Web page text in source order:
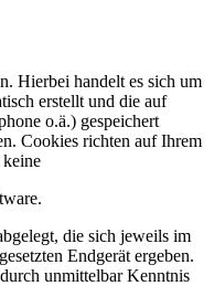
Hierbei handelt es sich um
erstellt und die auf
o.ä.) gespeichert
Cookies richten auf Ihrem
keine
die sich jeweils im
Endgerät ergeben.
unmittelbar Kenntnis